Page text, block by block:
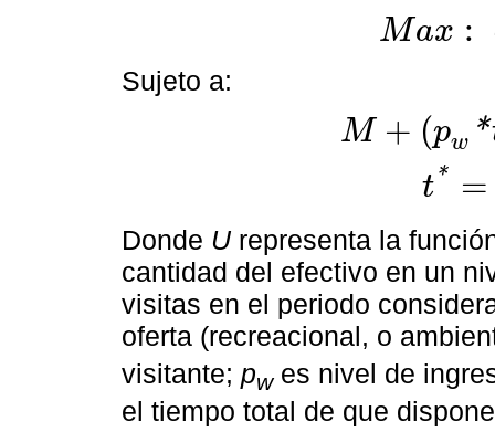
Max :
M ax: U(X,r )
Sujeto a:
M + (pw *
t* =
c*r
Donde U representa la
cantidad del efectivo en un
visitas en el periodo
oferta (recreacional, o
visitante; pwes nivel de
el tiempo total de que